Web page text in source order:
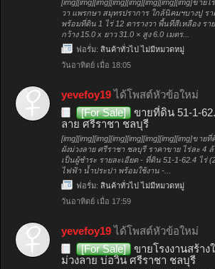
[img][img][img][img][img][img][img][img]ขาย
วา แพรกษา สมุทรปราการ ใกล้นิคมฯบางปู รา
พร้อมที่ดิน 1 ไร่ 12 ตารางวา พื้นที่สีเหลือง รา
กว้าง 15.0 x ยาว 31.0 × สูง 6.0 เมตร...
ฟอรั่ม: สินค้าทั่วไป ไม่มีหมวดหมู่
วันอาทิตย์ เมื่อ 18:05
yevefoy19ได้โพสต์หัวข้อใหม่
[For Sale]
ขายที่ดิน 51-1-
ลาย ศรีราชา ชลบุรี
[img][img][img][img][img][img][img][img]ขาย
ผังม่วงลาย ศรีราชา ชลบุรี ราคาขาย ไร่ละ 4
เป็นผู้ชำระ รายละเอียด - ที่ดิน 51-1-62.4 ไร่
ไฟฟ้า น้ำประปา พร้อมใช้งาน -...
ฟอรั่ม: สินค้าทั่วไป ไม่มีหมวดหมู่
วันอาทิตย์ เมื่อ 17:59
yevefoy19ได้โพสต์หัวข้อใหม่
[For Sale]
ขายโรงงานสร้าง
ม่วงลาย บ่อวิน ศรีราชา ชลบุรี